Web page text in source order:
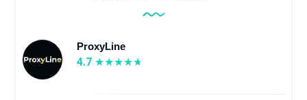
ProxyLine
4.7